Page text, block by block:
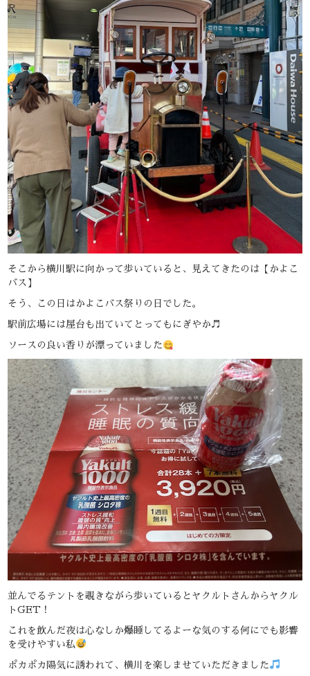
そこから横川駅に向かって歩いていると、見えてきたのは【かよこ
バス】
そう、この日はかよこバス祭りの日でした。
駅前広場には屋台も出ていてとってもにぎやか♬
ソースの良い香りが漂っていました
並んでるテントを覗きながら歩いているとヤクルトさんからヤクル
トGET！
これを飲んだ夜は心なしか爆睡してるよーな気のする何にでも影響
を受けやすい私
ポカポカ陽気に誘われて、横川を楽しませていただきました